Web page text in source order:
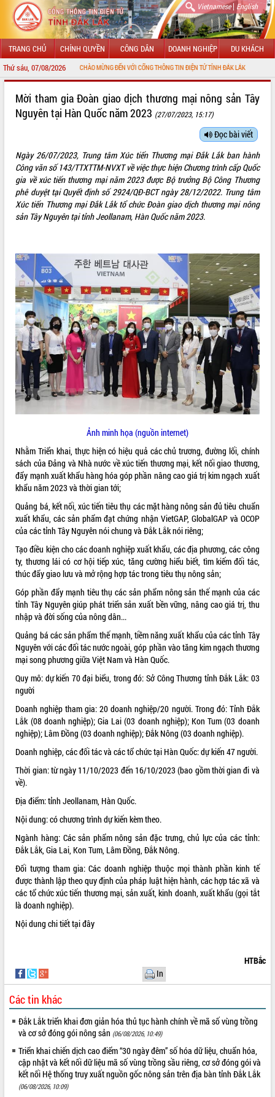
Vietnamese| English
TRANG CHỦ CHÍNH QUYỀN CÔNG DÂN DOANH NGHIỆP DU KHÁCH
Thứ sáu, 07/08/2026CHÀO MỪNG ĐẾN VỚI CỔNG THÔNG TIN ĐIỆN TỬ TỈNH ĐẮK LẮK
LÃNH ĐẠO UBND TỈNH
SỞ, BAN, NGÀNH
UBND CÁC XÃ, PHƯỜNG
THÔNG TIN CHỈ ĐẠO ĐIỀU HÀNH
VĂN BẢN HĐND TỈNH
ĐIỂM TIN VĂN BẢN
QUY HOẠCH - KẾ HOẠCH
VIDEO
Không có file video nào để phát.
ALBUM ẢNH
LIÊN KẾT WEB
THỐNG KÊ TRUY CẬP
Hôm nay: 8995
Tất cả: 66021735
Mời tham gia Đoàn giao dịch thương mại nông sản Tây
Nguyên tại Hàn Quốc năm 2023 (27/07/2023, 15:17)
Đọc bài viết
Ngày 26/07/2023, Trung tâm Xúc tiến Thương mại Đắk Lắk ban hành
Công văn số 143/TTXTTM-NVXT về việc thực hiện Chương trình cấp Quốc
gia về xúc tiến thương mại năm 2023 được Bộ trưởng Bộ Công Thương
phê duyệt tại Quyết định số 2924/QĐ-BCT ngày 28/12/2022. Trung tâm
Xúc tiến Thương mại Đắk Lắk tổ chức Đoàn giao dịch thương mại nông
sản Tây Nguyên tại tỉnh Jeollanam, Hàn Quốc năm 2023.
Ảnh minh họa (nguồn internet)
Nhằm Triển khai, thực hiện có hiệu quả các chủ trương, đường lối, chính
sách của Đảng và Nhà nước về xúc tiến thương mại, kết nối giao thương,
đẩy mạnh xuất khẩu hàng hóa góp phần nâng cao giá trị kim ngạch xuất
khẩu năm 2023 và thời gian tới;
Quảng bá, kết nối, xúc tiến tiêu thụ các mặt hàng nông sản đủ tiêu chuẩn
xuất khẩu, các sản phẩm đạt chứng nhận VietGAP, GlobalGAP và OCOP
của các tỉnh Tây Nguyên nói chung và Đắk Lắk nói riêng;
Tạo điều kiện cho các doanh nghiệp xuất khẩu, các địa phương, các công
ty, thương lái có cơ hội tiếp xúc, tăng cường hiểu biết, tìm kiếm đối tác,
thúc đẩy giao lưu và mở rộng hợp tác trong tiêu thụ nông sản;
Góp phần đẩy mạnh tiêu thụ các sản phẩm nông sản thế mạnh của các
tỉnh Tây Nguyên giúp phát triển sản xuất bền vững, nâng cao giá trị, thu
nhập và đời sống của nông dân...
Quảng bá các sản phẩm thế mạnh, tiềm năng xuất khẩu của các tỉnh Tây
Nguyên với các đối tác nước ngoài, góp phần vào tăng kim ngạch thương
mại song phương giữa Việt Nam và Hàn Quốc.
Quy mô: dự kiến 70 đại biểu, trong đó: Sở Công Thương tỉnh Đắk Lắk: 03
người
Doanh nghiệp tham gia: 20 doanh nghiệp/20 người. Trong đó: Tỉnh Đắk
Lắk (08 doanh nghiệp); Gia Lai (03 doanh nghiệp); Kon Tum (03 doanh
nghiệp); Lâm Đồng (03 doanh nghiệp); Đắk Nông (03 doanh nghiệp).
Doanh nghiệp, các đối tác và các tổ chức tại Hàn Quốc: dự kiến 47 người.
Thời gian: từ ngày 11/10/2023 đến 16/10/2023 (bao gồm thời gian đi và
về).
Địa điểm: tỉnh Jeollanam, Hàn Quốc.
Nội dung: có chương trình dự kiến kèm theo.
Ngành hàng: Các sản phẩm nông sản đặc trưng, chủ lực của các tỉnh:
Đắk Lắk, Gia Lai, Kon Tum, Lâm Đồng, Đắk Nông.
Đối tượng tham gia: Các doanh nghiệp thuộc mọi thành phần kinh tế
được thành lập theo quy định của pháp luật hiện hành, các hợp tác xã và
các tổ chức xúc tiến thương mại, sản xuất, kinh doanh, xuất khẩu (gọi tắt
là doanh nghiệp).
Nội dung chi tiếttại đây
HTBắc
In
Các tin khác
Đắk Lắk triển khai đơn giản hóa thủ tục hành chính về mã số vùng trồng
và cơ sở đóng gói nông sản (06/08/2026, 10:49)
Triển khai chiến dịch cao điểm “30 ngày đêm” số hóa dữ liệu, chuẩn hóa,
cập nhật và kết nối dữ liệu mã số vùng trồng sầu riêng, cơ sở đóng gói và
kết nối Hệ thống truy xuất nguồn gốc nông sản trên địa bàn tỉnh Đắk Lắk
(06/08/2026, 10:09)